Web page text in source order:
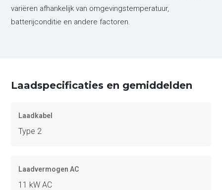
variëren afhankelijk van omgevingstemperatuur,
batterijconditie en andere factoren.
Laadspecificaties en gemiddelden
Laadkabel
Type 2
Laadvermogen AC
11 kW AC